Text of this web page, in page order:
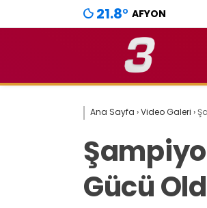
21.8° AFYON
Ana Sayfa ›Video Galeri ›
Gücü